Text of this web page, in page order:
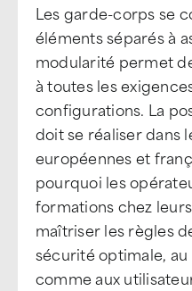
Les garde-corps se
éléments séparés à
modularité permet
à toutes les
configurations. La
doit se réaliser dans
européennes et
pourquoi les
formations chez
maîtriser les règles
sécurité optimale,
comme aux